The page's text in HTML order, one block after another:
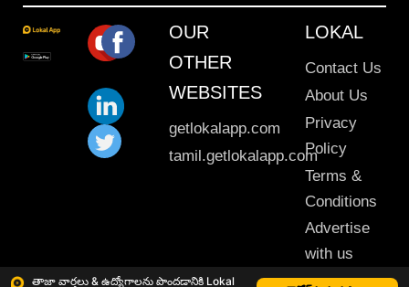
తాజా వార్తలు & ఉద్యోగాలను పొందడానికి Lokal
OUR
OTHER
WEBSITES
getlokalapp.com
tamil.getlokalapp.com
LOKAL
Contact Us
About Us
Privacy
Policy
Terms &
Conditions
Advertise
with us
Sitemap